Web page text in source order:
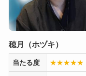
穂月（ホヅキ）
当たる度 ★★★★★